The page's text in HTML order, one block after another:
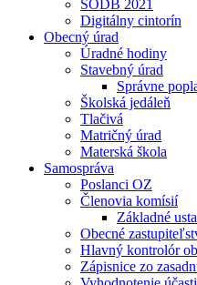
SODB 2021
Digitálny cintorín
Obecný úrad
Úradné hodiny
Stavebný úrad
Správne
Školská jedáleň
Tlačivá
Matričný úrad
Materská škola
Samospráva
Poslanci OZ
Členovia komísií
Základné
Obecné
Hlavný kontrolór
Zápisnice zo